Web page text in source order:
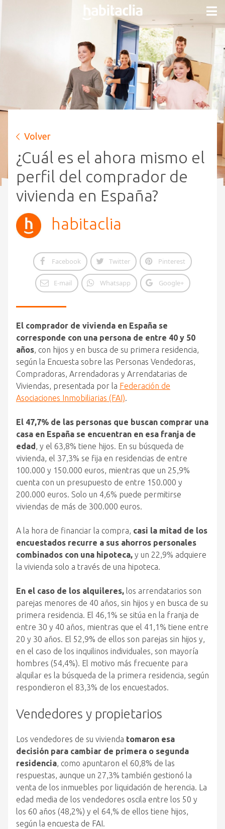
Volver
¿Cuál es el ahora mismo el
perfil del comprador de
vivienda en España?
habitaclia
Facebook Twitter Pinterest
E-mail Whatsapp Google+
El comprador de vivienda en España se
corresponde con una persona de entre 40 y 50
años, con hijos y en busca de su primera residencia,
según la Encuesta sobre las Personas Vendedoras,
Compradoras, Arrendadoras y Arrendatarias de
Viviendas, presentada por la Federación de
Asociaciones Inmobiliarias (FAI).
El 47,7% de las personas que buscan comprar una
casa en España se encuentran en esa franja de
edad, y el 63,8% tiene hijos. En su búsqueda de
vivienda, el 37,3% se fija en residencias de entre
100.000 y 150.000 euros, mientras que un 25,9%
cuenta con un presupuesto de entre 150.000 y
200.000 euros. Solo un 4,6% puede permitirse
viviendas de más de 300.000 euros.
A la hora de financiar la compra, casi la mitad de los
encuestados recurre a sus ahorros personales
combinados con una hipoteca, y un 22,9% adquiere
la vivienda solo a través de una hipoteca.
En el caso de los alquileres, los arrendatarios son
parejas menores de 40 años, sin hijos y en busca de su
primera residencia. El 46,1% se sitúa en la franja de
entre 30 y 40 años, mientras que el 41,1% tiene entre
20 y 30 años. El 52,9% de ellos son parejas sin hijos y,
en el caso de los inquilinos individuales, son mayoría
hombres (54,4%). El motivo más frecuente para
alquilar es la búsqueda de la primera residencia, según
respondieron el 83,3% de los encuestados.
Vendedores y propietarios
Los vendedores de su vivienda tomaron esa
decisión para cambiar de primera o segunda
residencia, como apuntaron el 60,8% de las
respuestas, aunque un 27,3% también gestionó la
venta de los inmuebles por liquidación de herencia. La
edad media de los vendedores oscila entre los 50 y
los 60 años (48,2%) y el 64,% de ellos tiene hijos,
según la encuesta de FAI.